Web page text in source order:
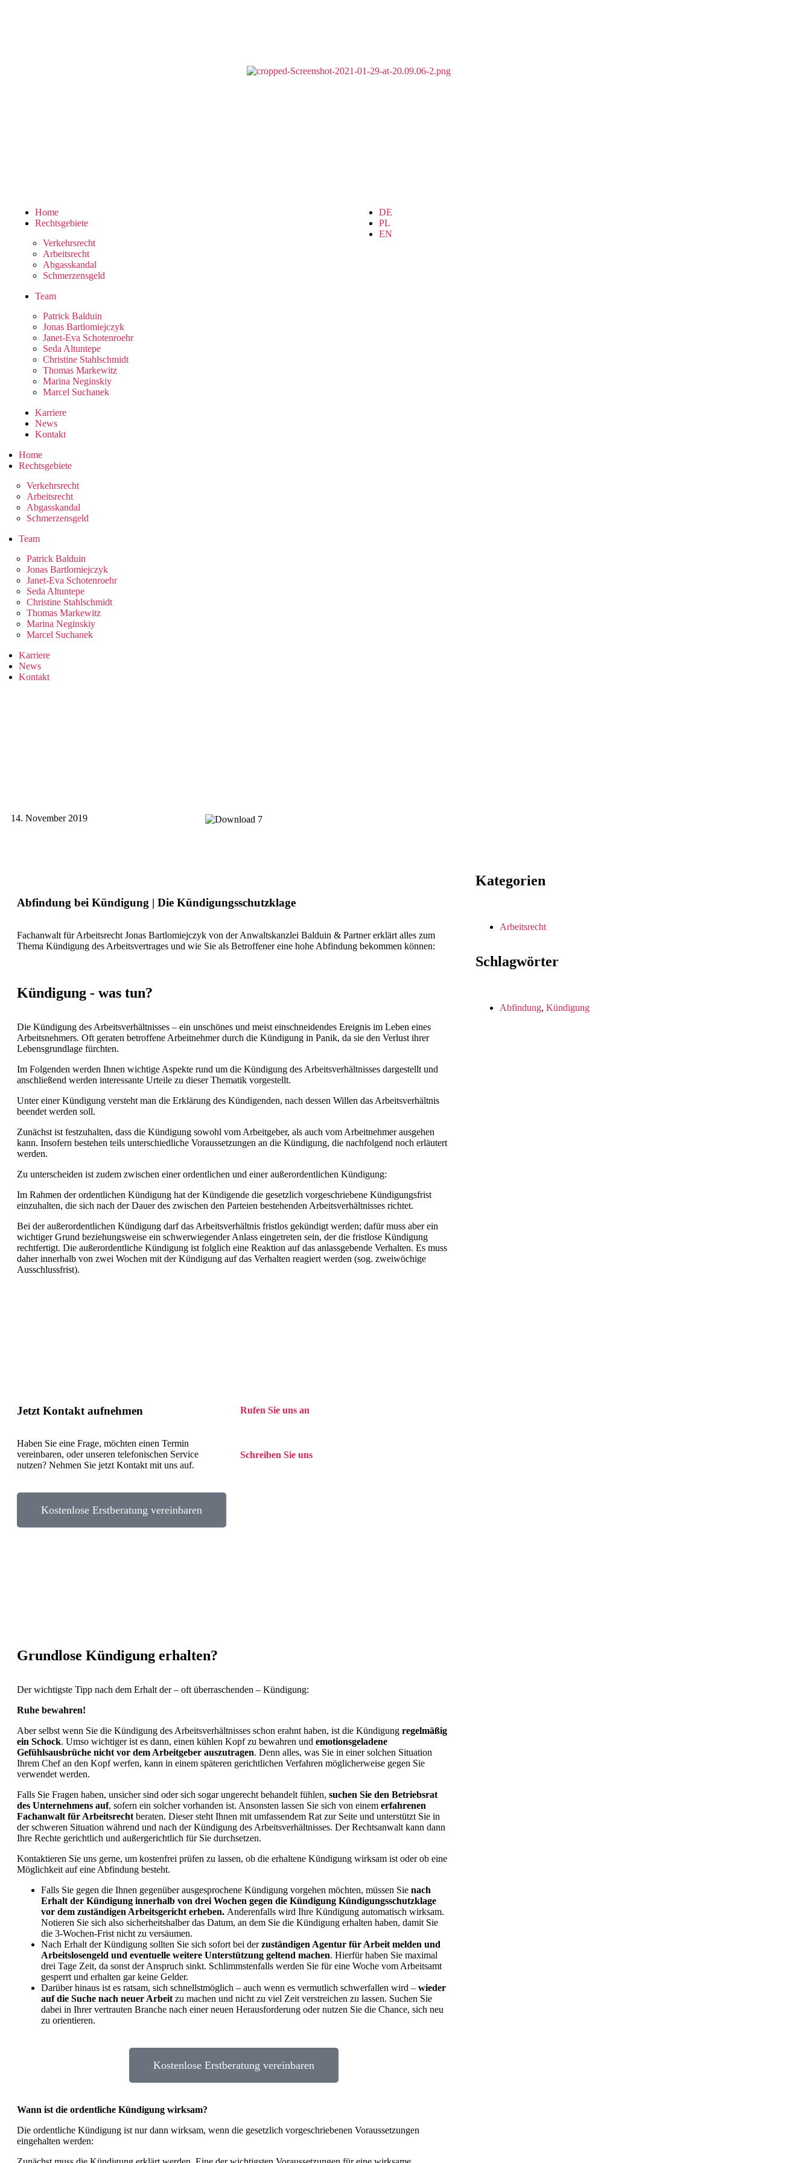
Home
Rechtsgebiete
Verkehrsrecht
Arbeitsrecht
Abgasskandal
Schmerzensgeld
Team
Patrick Balduin
Jonas Bartlomiejczyk
Janet-Eva Schotenroehr
Seda Altuntepe
Christine Stahlschmidt
Thomas Markewitz
Marina Neginskiy
Marcel Suchanek
Karriere
News
Kontakt
Home
Rechtsgebiete
Verkehrsrecht
Arbeitsrecht
Abgasskandal
Schmerzensgeld
Team
Patrick Balduin
Jonas Bartlomiejczyk
Janet-Eva Schotenroehr
Seda Altuntepe
Christine Stahlschmidt
Thomas Markewitz
Marina Neginskiy
Marcel Suchanek
Karriere
News
Kontakt
DE
PL
EN
14. November 2019
Abfindung bei Kündigung | Die Kündigungsschutzklage
Fachanwalt für Arbeitsrecht Jonas Bartlomiejczyk von der Anwaltskanzlei Balduin & Partner erklärt alles zum
Thema Kündigung des Arbeitsvertrages und wie Sie als Betroffener eine hohe Abfindung bekommen können:
Kündigung - was tun?
Die Kündigung des Arbeitsverhältnisses – ein unschönes und meist einschneidendes Ereignis im Leben eines
Arbeitsnehmers. Oft geraten betroffene Arbeitnehmer durch die Kündigung in Panik, da sie den Verlust ihrer
Lebensgrundlage fürchten.
Im Folgenden werden Ihnen wichtige Aspekte rund um die Kündigung des Arbeitsverhältnisses dargestellt und
anschließend werden interessante Urteile zu dieser Thematik vorgestellt.
Unter einer Kündigung versteht man die Erklärung des Kündigenden, nach dessen Willen das Arbeitsverhältnis
beendet werden soll.
Zunächst ist festzuhalten, dass die Kündigung sowohl vom Arbeitgeber, als auch vom Arbeitnehmer ausgehen
kann. Insofern bestehen teils unterschiedliche Voraussetzungen an die Kündigung, die nachfolgend noch erläutert
werden.
Zu unterscheiden ist zudem zwischen einer ordentlichen und einer außerordentlichen Kündigung:
Im Rahmen der ordentlichen Kündigung hat der Kündigende die gesetzlich vorgeschriebene Kündigungsfrist
einzuhalten, die sich nach der Dauer des zwischen den Parteien bestehenden Arbeitsverhältnisses richtet.
Bei der außerordentlichen Kündigung darf das Arbeitsverhältnis fristlos gekündigt werden; dafür muss aber ein
wichtiger Grund beziehungsweise ein schwerwiegender Anlass eingetreten sein, der die fristlose Kündigung
rechtfertigt. Die außerordentliche Kündigung ist folglich eine Reaktion auf das anlassgebende Verhalten. Es muss
daher innerhalb von zwei Wochen mit der Kündigung auf das Verhalten reagiert werden (sog. zweiwöchige
Ausschlussfrist).
Jetzt Kontakt aufnehmen
Haben Sie eine Frage, möchten einen Termin
vereinbaren, oder unseren telefonischen Service
nutzen? Nehmen Sie jetzt Kontakt mit uns auf.
Kostenlose Erstberatung vereinbaren
Rufen Sie uns an
Schreiben Sie uns
Grundlose Kündigung erhalten?
Der wichtigste Tipp nach dem Erhalt der – oft überraschenden – Kündigung:
Ruhe bewahren!
Aber selbst wenn Sie die Kündigung des Arbeitsverhältnisses schon erahnt haben, ist die Kündigung regelmäßig
ein Schock. Umso wichtiger ist es dann, einen kühlen Kopf zu bewahren und emotionsgeladene
Gefühlsausbrüche nicht vor dem Arbeitgeber auszutragen. Denn alles, was Sie in einer solchen Situation
Ihrem Chef an den Kopf werfen, kann in einem späteren gerichtlichen Verfahren möglicherweise gegen Sie
verwendet werden.
Falls Sie Fragen haben, unsicher sind oder sich sogar ungerecht behandelt fühlen, suchen Sie den Betriebsrat
des Unternehmens auf, sofern ein solcher vorhanden ist. Ansonsten lassen Sie sich von einem erfahrenen
Fachanwalt für Arbeitsrecht beraten. Dieser steht Ihnen mit umfassendem Rat zur Seite und unterstützt Sie in
der schweren Situation während und nach der Kündigung des Arbeitsverhältnisses. Der Rechtsanwalt kann dann
Ihre Rechte gerichtlich und außergerichtlich für Sie durchsetzen.
Kontaktieren Sie uns gerne, um kostenfrei prüfen zu lassen, ob die erhaltene Kündigung wirksam ist oder ob eine
Möglichkeit auf eine Abfindung besteht.
Falls Sie gegen die Ihnen gegenüber ausgesprochene Kündigung vorgehen möchten, müssen Sie nach
Erhalt der Kündigung innerhalb von drei Wochen gegen die Kündigung Kündigungsschutzklage
vor dem zuständigen Arbeitsgericht erheben. Anderenfalls wird Ihre Kündigung automatisch wirksam.
Notieren Sie sich also sicherheitshalber das Datum, an dem Sie die Kündigung erhalten haben, damit Sie
die 3-Wochen-Frist nicht zu versäumen.
Nach Erhalt der Kündigung sollten Sie sich sofort bei derzuständigen Agentur für Arbeit melden und
Arbeitslosengeld und eventuelle weitere Unterstützung geltend machen. Hierfür haben Sie maximal
drei Tage Zeit, da sonst der Anspruch sinkt. Schlimmstenfalls werden Sie für eine Woche vom Arbeitsamt
gesperrt und erhalten gar keine Gelder.
Darüber hinaus ist es ratsam, sich schnellstmöglich – auch wenn es vermutlich schwerfallen wird – wieder
auf die Suche nach neuer Arbeit zu machen und nicht zu viel Zeit verstreichen zu lassen. Suchen Sie
dabei in Ihrer vertrauten Branche nach einer neuen Herausforderung oder nutzen Sie die Chance, sich neu
zu orientieren.
Kostenlose Erstberatung vereinbaren
Wann ist die ordentliche Kündigung wirksam?
Die ordentliche Kündigung ist nur dann wirksam, wenn die gesetzlich vorgeschriebenen Voraussetzungen
eingehalten werden:
Kategorien
Arbeitsrecht
Schlagwörter
Abfindung, Kündigung